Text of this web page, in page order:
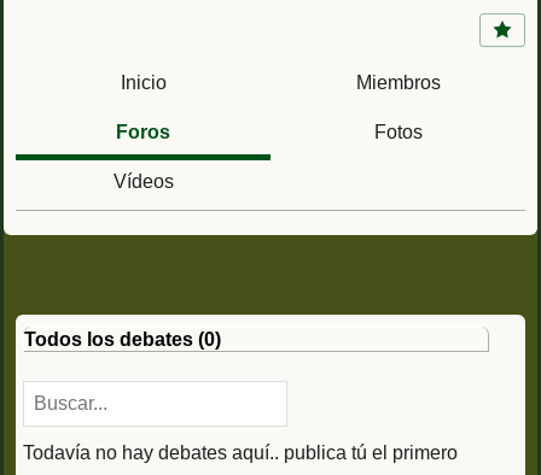
Inicio Miembros
Foros Fotos
Vídeos
Todos los debates (0)
Todavía no hay debates aquí.. publica tú el primero